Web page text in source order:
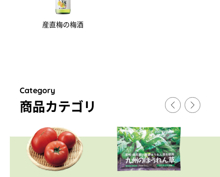
産直梅の梅酒
Category
商品カテゴリ